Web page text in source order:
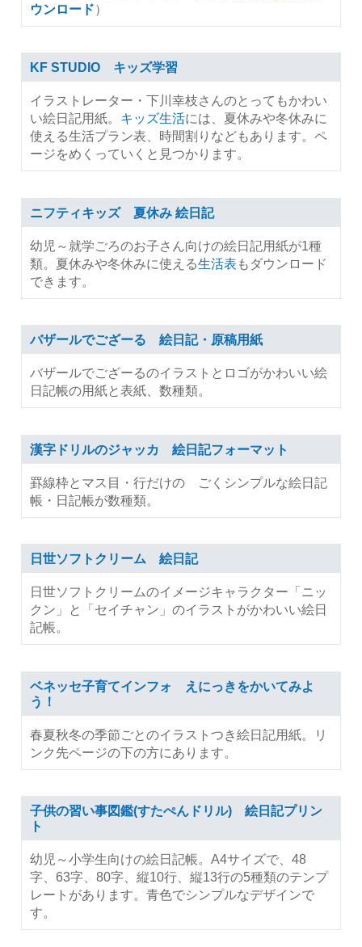
ウンロード）
KF STUDIO キッズ学習
イラストレーター・下川幸枝さんのとってもかわい
い絵日記用紙。 キッズ生活には、夏休みや冬休みに
使える生活プラン表、時間割りなどもあります。ペ
ージをめくっていくと見つかります。
ニフティキッズ 夏休み 絵日記
幼児～就学ごろのお子さん向けの絵日記用紙が1種
類。夏休みや冬休みに使える生活表 もダウンロード
できます。
バザールでござーる 絵日記・原稿用紙
バザールでござーるのイラストとロゴがかわいい絵
日記帳の用紙と表紙、数種類。
漢字ドリルのジャッカ 絵日記フォーマット
罫線枠とマス目・行だけの ごくシンプルな絵日記
帳・日記帳が数種類。
日世ソフトクリーム 絵日記
日世ソフトクリームのイメージキャラクター「ニッ
クン」と「セイチャン」のイラストがかわいい絵日
記帳。
ベネッセ子育てインフォ えにっきをかいてみよ
う！
春夏秋冬の季節ごとのイラストつき絵日記用紙。リ
ンク先ページの下の方にあります。
子供の習い事図鑑(すたぺんドリル) 絵日記プリン
ト
幼児～小学生向けの絵日記帳。A4サイズで、48
字、63字、80字、縦10行、縦13行の5種類のテンプ
レートがあります。青色でシンプルなデザインで
す。